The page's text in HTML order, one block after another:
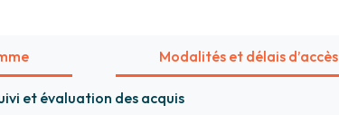
Modalités et délais d’accès
et évaluation des acquis